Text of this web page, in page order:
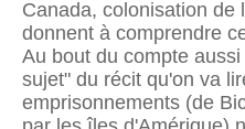
Canada, colonisation de
donnent à comprendre
Au bout du compte
sujet" du récit qu'on va
emprisonnements (de